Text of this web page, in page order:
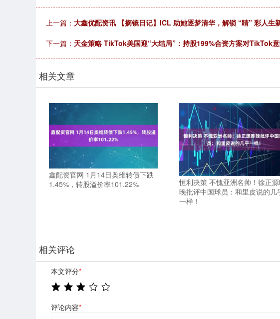
上一篇： 大鑫优配资讯 【摘镜日记】ICL 助她逐梦清华，解锁 “睛” 彩人生
下一篇： 天金策略 TikTok美国迎“大结局”：持股199%合资方案对TikTok
相关文章
鑫配资官网 1月14日奥维转债下跌
1.45%，转股溢价率101.22%
恒利决策 不愧亚洲名帅！徐正
晚批评中国球员：和里皮说的几
一样！
相关评论
本文评分*
评论内容*